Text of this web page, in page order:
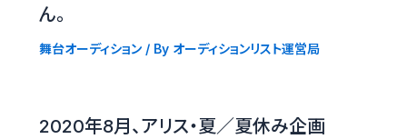
ん。
舞台オーディション/ By オーディションリスト運営局
2020年8月、アリス・夏／夏休み企画